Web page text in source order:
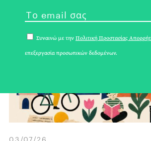
03/07/26
Συναινώ με την Πολιτική Προστασίας
επεξεργασία προσωπικών δεδομένων.